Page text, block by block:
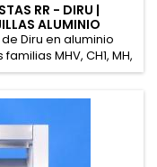
RR - DIRU |
ALUMINIO
Diru en aluminio
MHV, CH1, MH,
o palanca